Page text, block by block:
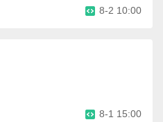
8-2 10:00
8-1 15:00